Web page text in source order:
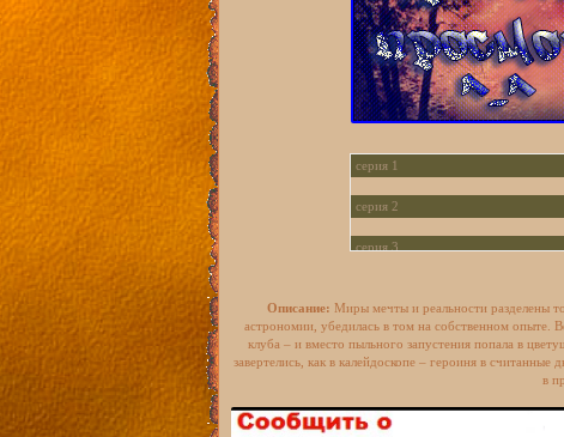
серия 1
серия 2
серия 3
Описание: Миры мечты и реальности разделены
астрономии, убедилась в том на собственном опыте.
клуба – и вместо пыльного запустения попала в
завертелись, как в калейдоскопе – героиня в
в